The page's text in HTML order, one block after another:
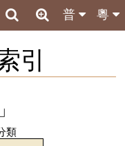
粵
普
引
類